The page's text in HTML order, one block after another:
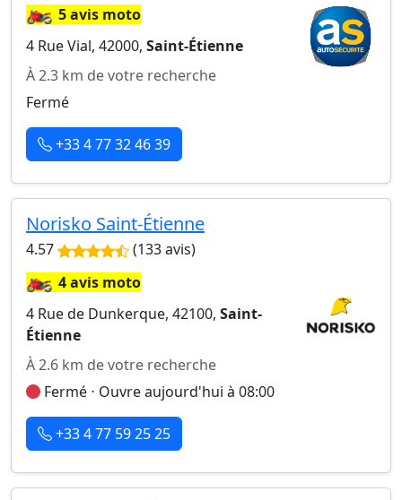
🏍️5 avis moto
4 Rue Vial, 42000, Saint-Étienne
À 2.3 km de votre recherche
Fermé
+33 4 77 32 46 39
Norisko Saint-Étienne
4.57 (133 avis)
🏍️4 avis moto
4 Rue de Dunkerque, 42100, Saint-
Étienne
À 2.6 km de votre recherche
Fermé ⋅ Ouvre aujourd'hui à 08:00
+33 4 77 59 25 25